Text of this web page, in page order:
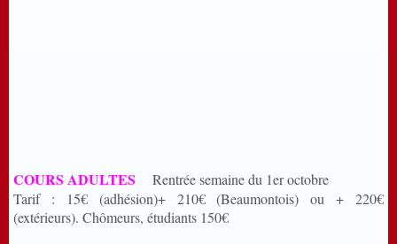
COURS ADULTES
Rentrée semaine du 1er octobre
Tarif : 15€ (adhésion)+ 210€ (Beaumontois) ou + 220€
(extérieurs). Chômeurs, étudiants 150€